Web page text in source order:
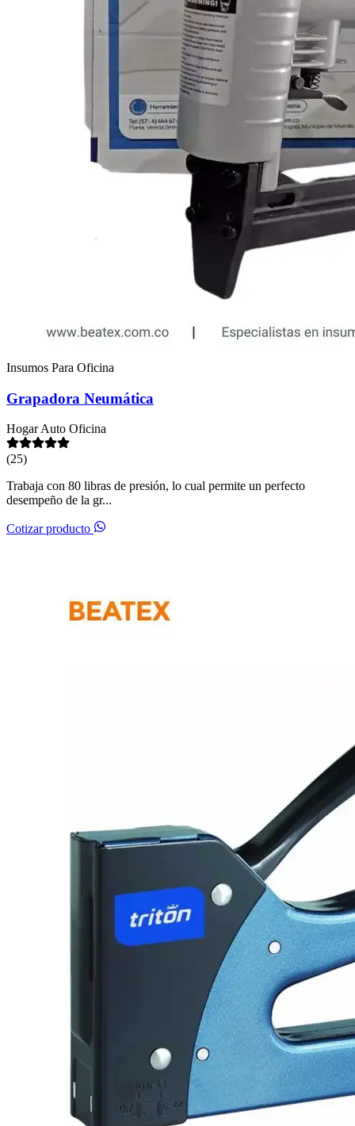
Insumos Para Oficina
Grapadora Neumática
HogarAuto Oficina
(25)
Trabaja con 80 libras de presión, lo cual permite un perfecto
desempeño de la gr...
Cotizar producto